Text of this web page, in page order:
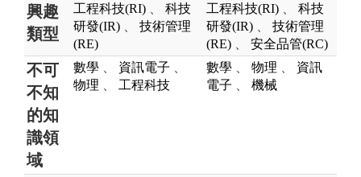
興趣
類型
工程科技(RI)
科技
研發(IR)
技術管理
(RE)
工程科技(RI)
科技
研發(IR)
技術管理
(RE)
安全品管(RC)
不可
不知
的知
識領
域
數學 資訊電子
物理
工程科技
數學 物理
資訊
電子
機械